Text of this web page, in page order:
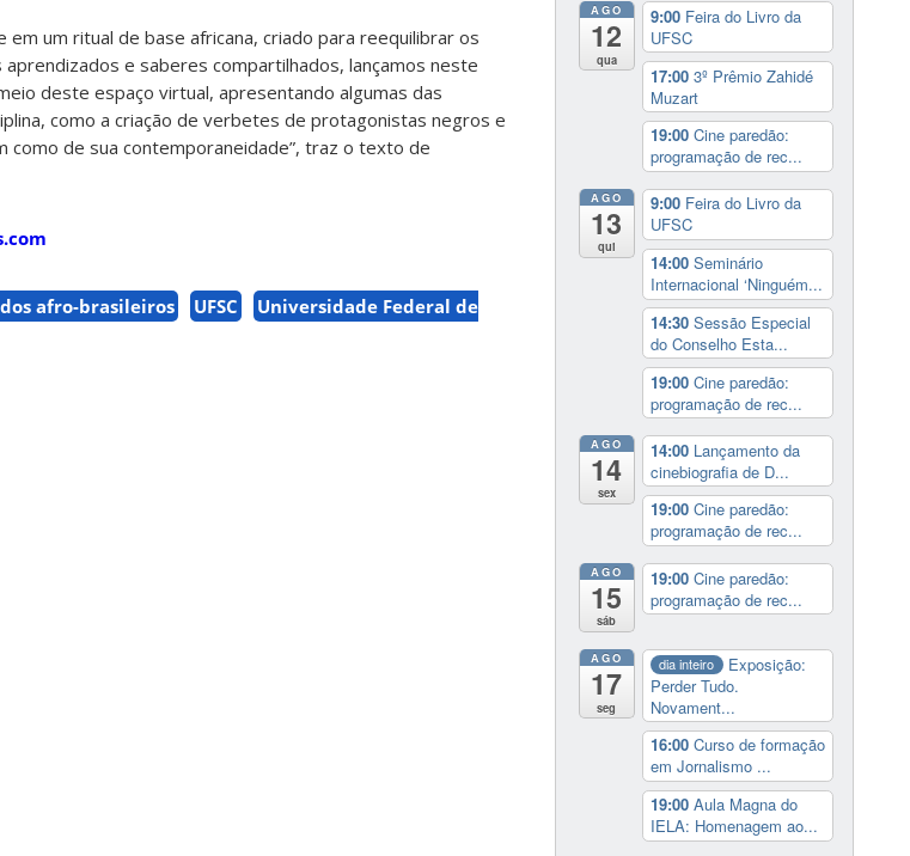
um ritual de base africana, criado para reequilibrar os
e saberes compartilhados, lançamos neste
deste espaço virtual, apresentando algumas das
como a criação de verbetes de protagonistas negros e
de sua contemporaneidade”, traz o texto de
afro-brasileiros UFSC
Universidade Federal de
AGO
12
qua
9:00 Feira do Livro da
UFSC
17:00 3º Prêmio Zahidé
Muzart
19:00 Cine paredão:
programação de rec...
AGO
13
qui
9:00 Feira do Livro da
UFSC
14:00 Seminário
Internacional ‘Ninguém...
14:30 Sessão Especial
do Conselho Esta...
19:00 Cine paredão:
programação de rec...
AGO
14
sex
14:00 Lançamento da
cinebiografia de D...
19:00 Cine paredão:
programação de rec...
AGO
15
sáb
19:00 Cine paredão:
programação de rec...
AGO
17
seg
dia inteiro
Exposição:
Perder Tudo.
Novament...
16:00 Curso de formação
em Jornalismo ...
19:00 Aula Magna do
IELA: Homenagem ao...